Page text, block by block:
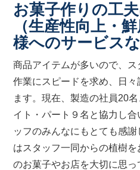
お菓子作りの工夫
（生産性向上・
様へのサービスな
商品アイテムが多いので、
作業にスピードを求め、日
ます。現在、製造の社員20
イト・パート９名と協力し
ッフのみんなにもとても感
はスタッフ一同からの植樹
のお菓子やお店を大切に思っ